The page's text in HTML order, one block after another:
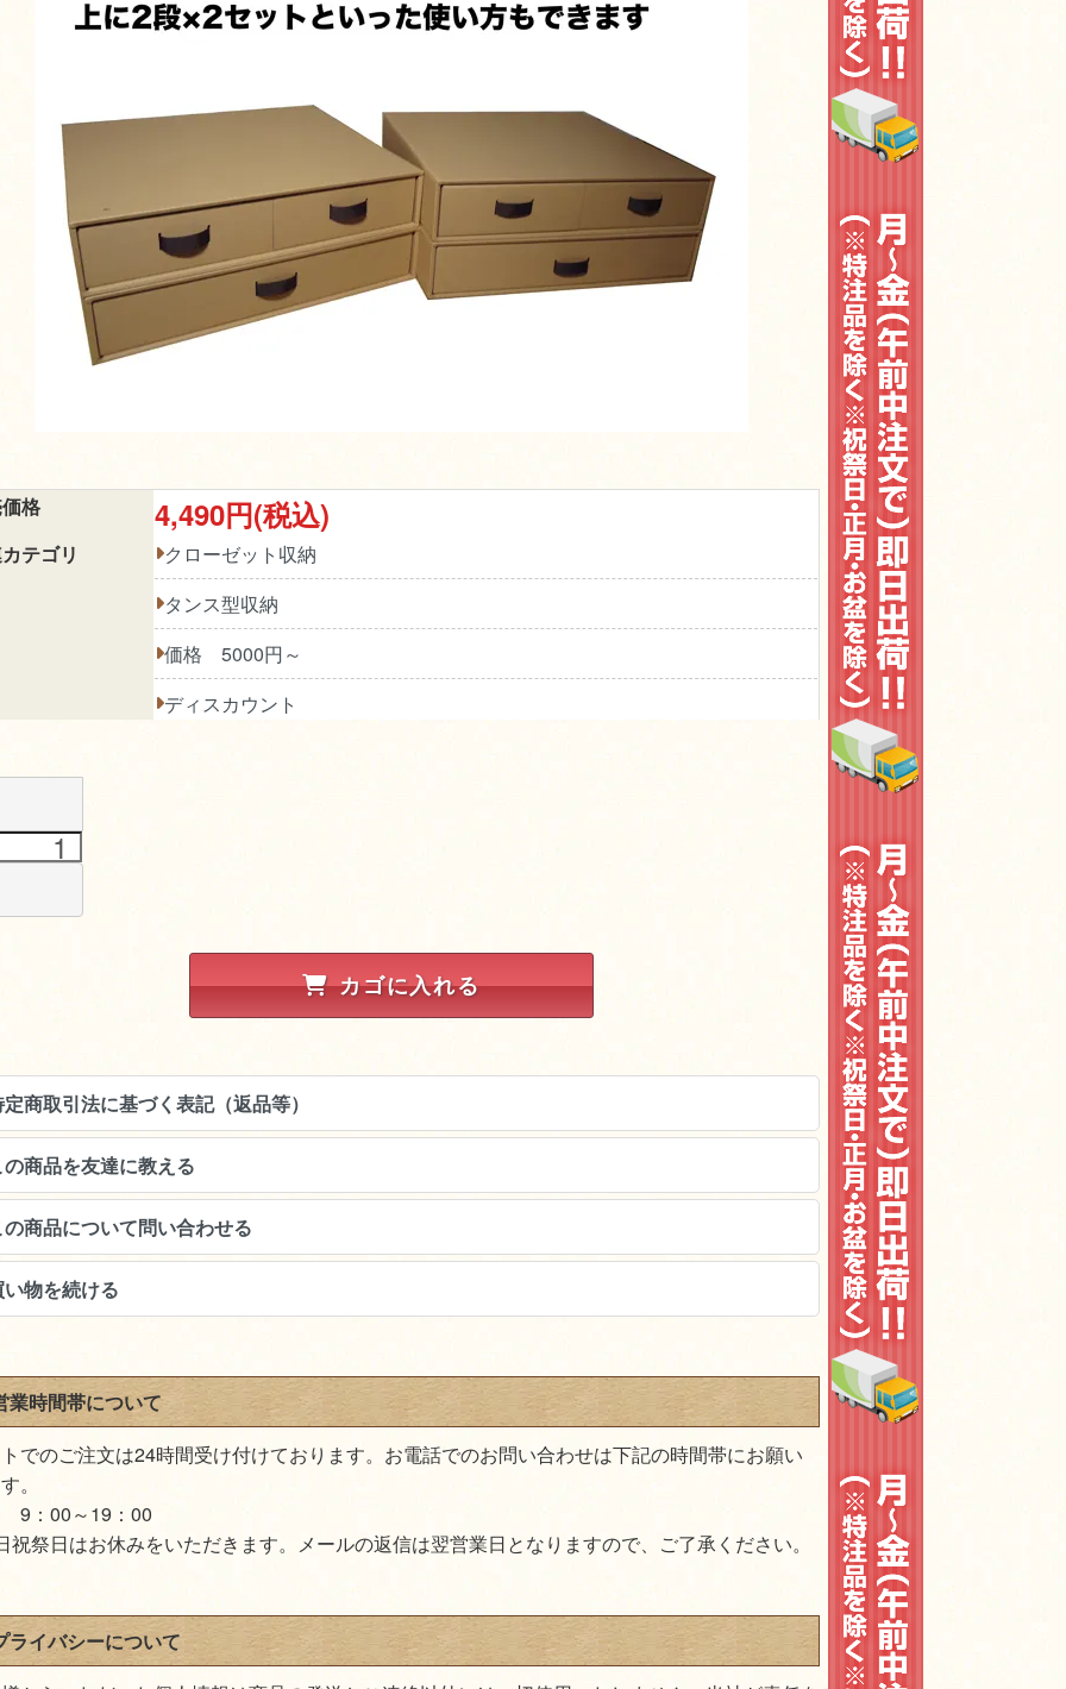
格 4,490円(税込)
テゴリ
クローゼット収納
タンス型収納
価格 5000円～
ディスカウント
カゴに入れる
商取引法に基づく表記（返品等）
商品を友達に教える
商品について問い合わせる
物を続ける
業時間帯について
でのご注文は24時間受け付けております。お電話でのお問い合わせは下記の時間帯にお願い
。
9：00～19：00
祝祭日はお休みをいただきます。メールの返信は翌営業日となりますので、ご了承ください。
ライバシーについて